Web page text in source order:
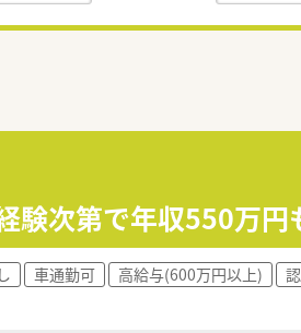
験次第で年収550万円
車通勤可 高給与(600万円以上)